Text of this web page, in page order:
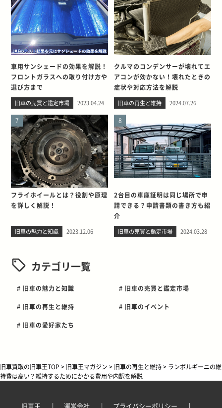
車用サンシェードの効果を解説！
フロントガラスへの取り付け方や
選び方まで
旧車の売買と鑑定市場 2023.04.24
クルマのコンデンサーが壊れてエ
アコンが効かない！壊れたときの
症状や対応方法を解説
旧車の再生と維持 2024.07.26
7
フライホイールとは？役割や原理
を詳しく解説！
旧車の魅力と知識 2023.12.06
8
2台目の車庫証明は同じ場所で申
請できる？申請書類の書き方も紹
介
旧車の売買と鑑定市場 2024.03.28
カテゴリ一覧
# 旧車の魅力と知識 # 旧車の売買と鑑定市場
# 旧車の再生と維持 # 旧車のイベント
# 旧車の愛好家たち
旧車買取の旧車王TOP > 旧車王マガジン > 旧車の再生と維持> ランボルギーニの維
持費は高い？維持するためにかかる費用や内訳を解説
旧車王 運営会社 プライバシーポリシー